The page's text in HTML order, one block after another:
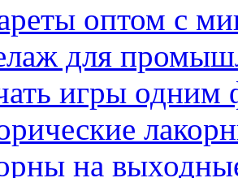
оптом с
для
игры одним
на